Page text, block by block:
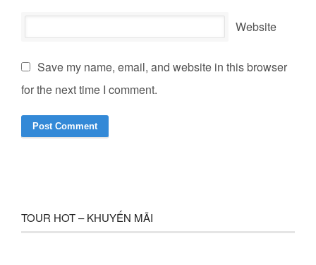
Website
Save my name, email, and website in this browser
for the next time I comment.
TOUR HOT – KHUYẾN MÃI